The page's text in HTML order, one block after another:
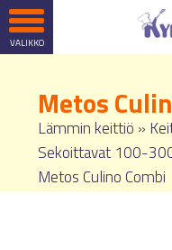
Metos
Lämmin keittiö »
Sekoittavat 100-
Metos Culino Combi